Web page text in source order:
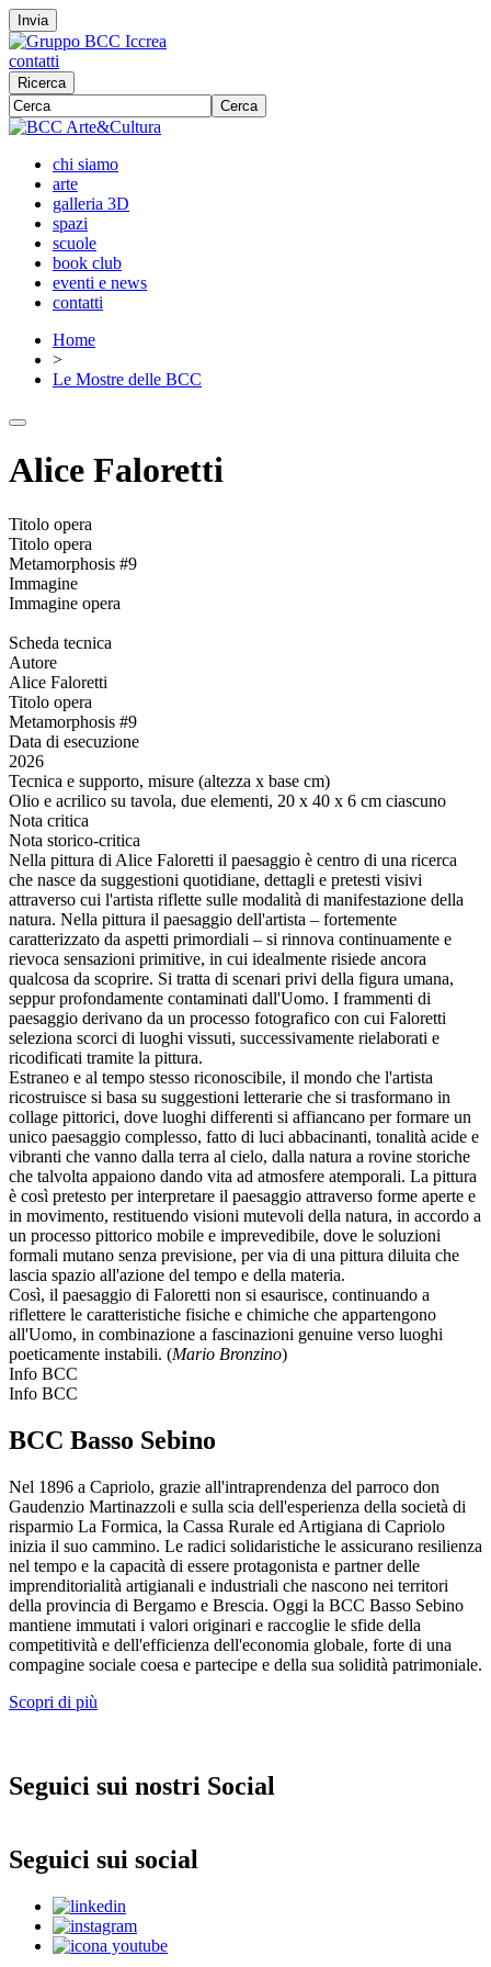
Invia
contatti
Ricerca
Cerca
chi siamo
arte
galleria 3D
spazi
scuole
book club
eventi e news
contatti
Home
>
Le Mostre delle BCC
Alice Faloretti
Titolo opera
Titolo opera
Metamorphosis #9
Immagine
Immagine opera
Scheda tecnica
Autore
Alice Faloretti
Titolo opera
Metamorphosis #9
Data di esecuzione
2026
Tecnica e supporto, misure (altezza x base cm)
Olio e acrilico su tavola, due elementi, 20 x 40 x 6 cm ciascuno
Nota critica
Nota storico-critica
Nella pittura di Alice Faloretti il paesaggio è centro di una ricerca
che nasce da suggestioni quotidiane, dettagli e pretesti visivi
attraverso cui l'artista riflette sulle modalità di manifestazione della
natura. Nella pittura il paesaggio dell'artista – fortemente
caratterizzato da aspetti primordiali – si rinnova continuamente e
rievoca sensazioni primitive, in cui idealmente risiede ancora
qualcosa da scoprire. Si tratta di scenari privi della figura umana,
seppur profondamente contaminati dall'Uomo. I frammenti di
paesaggio derivano da un processo fotografico con cui Faloretti
seleziona scorci di luoghi vissuti, successivamente rielaborati e
ricodificati tramite la pittura.
Estraneo e al tempo stesso riconoscibile, il mondo che l'artista
ricostruisce si basa su suggestioni letterarie che si trasformano in
collage pittorici, dove luoghi differenti si affiancano per formare un
unico paesaggio complesso, fatto di luci abbacinanti, tonalità acide e
vibranti che vanno dalla terra al cielo, dalla natura a rovine storiche
che talvolta appaiono dando vita ad atmosfere atemporali. La pittura
è così pretesto per interpretare il paesaggio attraverso forme aperte e
in movimento, restituendo visioni mutevoli della natura, in accordo a
un processo pittorico mobile e imprevedibile, dove le soluzioni
formali mutano senza previsione, per via di una pittura diluita che
lascia spazio all'azione del tempo e della materia.
Così, il paesaggio di Faloretti non si esaurisce, continuando a
riflettere le caratteristiche fisiche e chimiche che appartengono
all'Uomo, in combinazione a fascinazioni genuine verso luoghi
poeticamente instabili. (Mario Bronzino)
Info BCC
Info BCC
BCC Basso Sebino
Nel 1896 a Capriolo, grazie all'intraprendenza del parroco don
Gaudenzio Martinazzoli e sulla scia dell'esperienza della società di
risparmio La Formica, la Cassa Rurale ed Artigiana di Capriolo
inizia il suo cammino. Le radici solidaristiche le assicurano resilienza
nel tempo e la capacità di essere protagonista e partner delle
imprenditorialità artigianali e industriali che nascono nei territori
della provincia di Bergamo e Brescia. Oggi la BCC Basso Sebino
mantiene immutati i valori originari e raccoglie le sfide della
competitività e dell'efficienza dell'economia globale, forte di una
compagine sociale coesa e partecipe e della sua solidità patrimoniale.
Scopri di più
Seguici sui nostri Social
Seguici sui social